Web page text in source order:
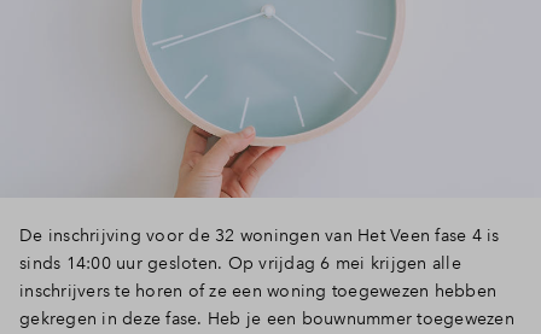
De inschrijving voor de 32 woningen van Het Veen fase 4 is
sinds 14:00 uur gesloten. Op vrijdag 6 mei krijgen alle
inschrijvers te horen of ze een woning toegewezen hebben
gekregen in deze fase. Heb je een bouwnummer toegewezen